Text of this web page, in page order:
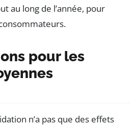
au long de l’année, pour
pour les
n’a pas que des effets